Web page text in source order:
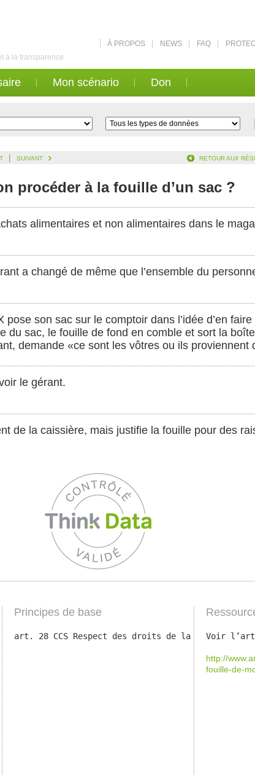
à la transparence
À PROPOS NEWS FAQ
Mon scénario Don
| SUIVANT RETOUR AUX
procéder à la fouille d’un sac ?
alimentaires et non alimentaires dans le
a changé de même que l’ensemble du
pose son sac sur le comptoir dans l’idée d’en
du sac, le fouille de fond en comble et sort la
demande «ce sont les vôtres ou ils proviennent
le gérant.
de la caissière, mais justifie la fouille pour des
Principes de base
art. 28 CCS Respect des droits de la Voir
http://
fouille-de-